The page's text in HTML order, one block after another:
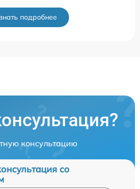
подробнее
консультацию
со